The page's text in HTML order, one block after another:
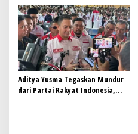
Bogor Selatan
Aditya Yusma Tegaskan Mundur
dari Partai Rakyat Indonesia,